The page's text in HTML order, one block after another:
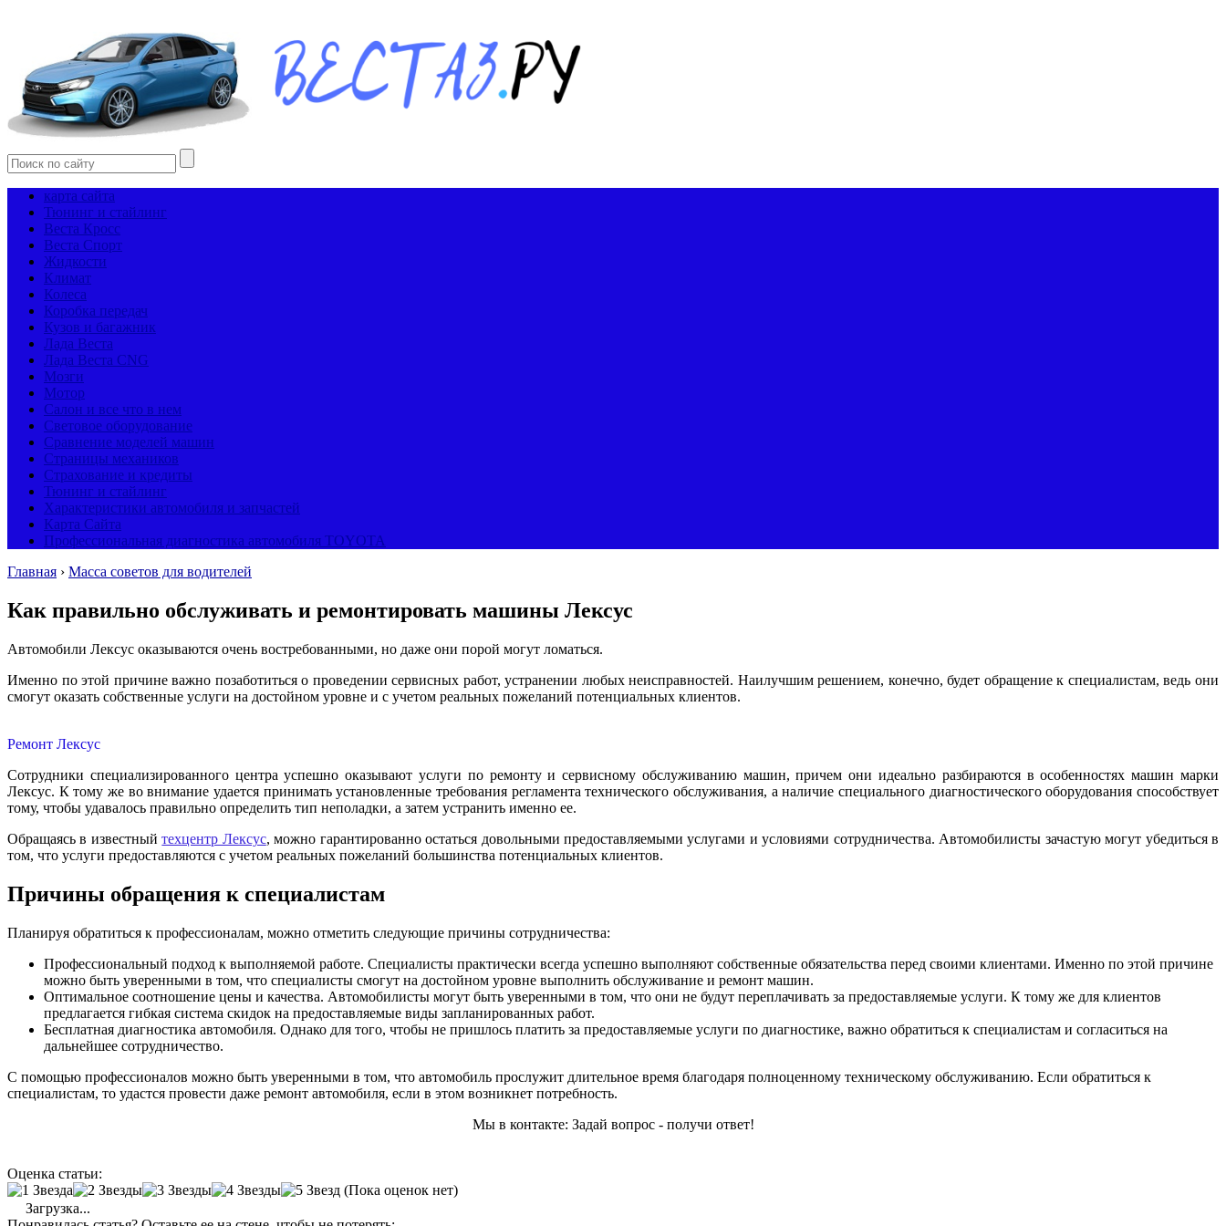
карта сайта
Тюнинг и стайлинг
Веста Кросс
Веста Спорт
Жидкости
Климат
Колеса
Коробка передач
Кузов и багажник
Лада Веста
Лада Веста CNG
Мозги
Мотор
Салон и все что в нем
Световое оборудование
Сравнение моделей машин
Страницы механиков
Страхование и кредиты
Тюнинг и стайлинг
Характеристики автомобиля и запчастей
Карта Сайта
Профессиональная диагностика автомобиля TOYOTA
Главная › Масса советов для водителей
Как правильно обслуживать и ремонтировать машины Лексус
Автомобили Лексус оказываются очень востребованными, но даже они порой могут ломаться.
Именно по этой причине важно позаботиться о проведении сервисных работ, устранении любых неисправностей. Наилучшим решением, конечно, будет обращение к специалистам, ведь они
смогут оказать собственные услуги на достойном уровне и с учетом реальных пожеланий потенциальных клиентов.
Ремонт Лексус
Сотрудники специализированного центра успешно оказывают услуги по ремонту и сервисному обслуживанию машин, причем они идеально разбираются в особенностях машин марки
Лексус. К тому же во внимание удается принимать установленные требования регламента технического обслуживания, а наличие специального диагностического оборудования способствует
тому, чтобы удавалось правильно определить тип неполадки, а затем устранить именно ее.
Обращаясь в известныйтехцентр Лексус, можно гарантированно остаться довольными предоставляемыми услугами и условиями сотрудничества. Автомобилисты зачастую могут убедиться в
том, что услуги предоставляются с учетом реальных пожеланий большинства потенциальных клиентов.
Причины обращения к специалистам
Планируя обратиться к профессионалам, можно отметить следующие причины сотрудничества:
Профессиональный подход к выполняемой работе. Специалисты практически всегда успешно выполняют собственные обязательства перед своими клиентами. Именно по этой причине
можно быть уверенными в том, что специалисты смогут на достойном уровне выполнить обслуживание и ремонт машин.
Оптимальное соотношение цены и качества. Автомобилисты могут быть уверенными в том, что они не будут переплачивать за предоставляемые услуги. К тому же для клиентов
предлагается гибкая система скидок на предоставляемые виды запланированных работ.
Бесплатная диагностика автомобиля. Однако для того, чтобы не пришлось платить за предоставляемые услуги по диагностике, важно обратиться к специалистам и согласиться на
дальнейшее сотрудничество.
С помощью профессионалов можно быть уверенными в том, что автомобиль прослужит длительное время благодаря полноценному техническому обслуживанию. Если обратиться к
специалистам, то удастся провести даже ремонт автомобиля, если в этом возникнет потребность.
Мы в контакте: Задай вопрос - получи ответ!
Оценка статьи:
(Пока оценок нет)
Загрузка...